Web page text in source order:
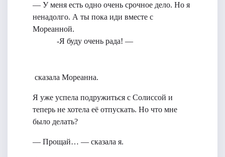
— У меня есть одно очень срочное дело. Но я
ненадолго. А ты пока иди вместе с
Мореанной.
-Я буду очень рада! —
cказала Мореанна.
Я уже успела подружиться с Солиссой и
теперь не хотела её отпускать. Но что мне
было делать?
— Прощай… — сказала я.